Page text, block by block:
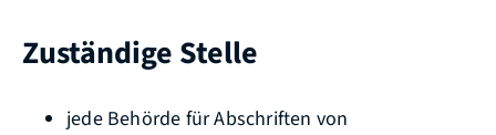
Zuständige Stelle
jede Behörde für Abschriften von